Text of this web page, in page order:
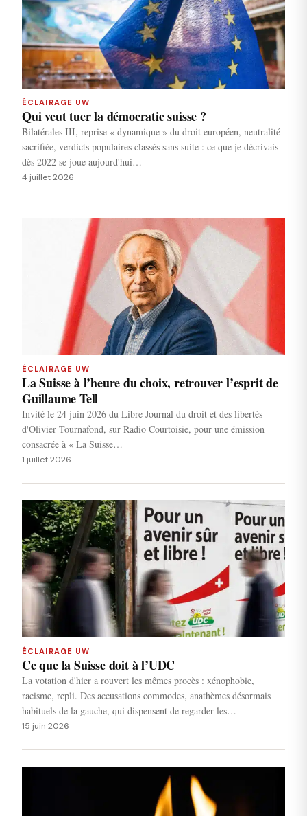
ÉCLAIRAGE UW
Qui veut tuer la démocratie suisse ?
Bilatérales III, reprise « dynamique » du droit européen, neutralité
sacrifiée, verdicts populaires classés sans suite : ce que je décrivais
dès 2022 se joue aujourd'hui…
4 juillet 2026
ÉCLAIRAGE UW
La Suisse à l’heure du choix, retrouver l’esprit de
Guillaume Tell
Invité le 24 juin 2026 du Libre Journal du droit et des libertés
d'Olivier Tournafond, sur Radio Courtoisie, pour une émission
consacrée à « La Suisse…
1 juillet 2026
ÉCLAIRAGE UW
Ce que la Suisse doit à l’UDC
La votation d'hier a rouvert les mêmes procès : xénophobie,
racisme, repli. Des accusations commodes, anathèmes désormais
habituels de la gauche, qui dispensent de regarder les…
15 juin 2026